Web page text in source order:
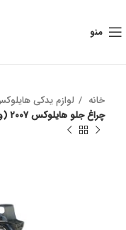
منو
خانه
لوازم یدکی هایلوکس
چراغ جلو هايلوكس ٢٠٠٧ (ويگو) راست
به علت نوسان ارز ، لطفا قبل